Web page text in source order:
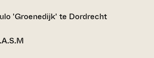
'Groenedijk' te Dordrecht